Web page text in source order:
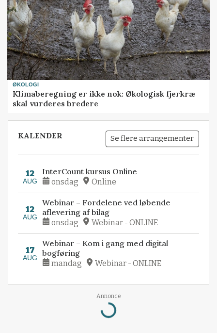
ØKOLOGI
Klimaberegning er ikke nok: Økologisk fjerkræ
skal vurderes bredere
KALENDER Se flere arrangementer
12
AUG
InterCount kursus Online
onsdag Online
12
AUG
Webinar – Fordelene ved løbende
aflevering af bilag
onsdag Webinar - ONLINE
17
AUG
Webinar – Kom i gang med digital
bogføring
mandag Webinar - ONLINE
Annonce
Loading...